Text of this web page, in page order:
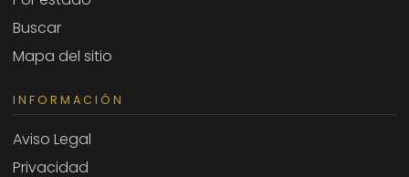
Buscar
Mapa del sitio
INFORMACIÓN
Aviso Legal
Privacidad